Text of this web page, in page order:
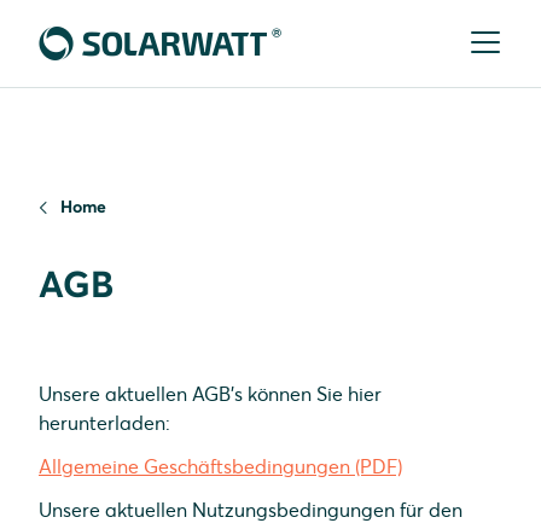
Home
AGB
Unsere aktuellen AGB's können Sie hier
herunterladen:
Allgemeine Geschäftsbedingungen (PDF)
Unsere aktuellen Nutzungsbedingungen für den